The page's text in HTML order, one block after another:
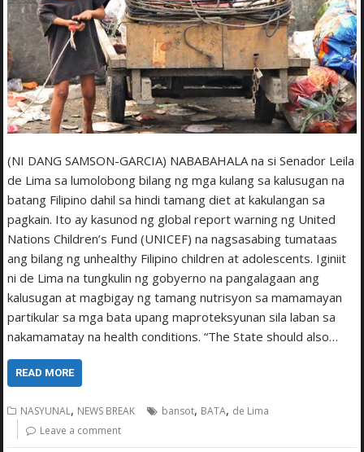
(NI DANG SAMSON-GARCIA) NABABAHALA na si Senador Leila
de Lima sa lumolobong bilang ng mga kulang sa kalusugan na
batang Filipino dahil sa hindi tamang diet at kakulangan sa
pagkain. Ito ay kasunod ng global report warning ng United
Nations Children’s Fund (UNICEF) na nagsasabing tumataas
ang bilang ng unhealthy Filipino children at adolescents. Iginiit
ni de Lima na tungkulin ng gobyerno na pangalagaan ang
kalusugan at magbigay ng tamang nutrisyon sa mamamayan
partikular sa mga bata upang maproteksyunan sila laban sa
nakamamatay na health conditions. “The State should also…
READ MORE
NASYUNAL, NEWS BREAK bansot, BATA, de Lima
Leave a comment